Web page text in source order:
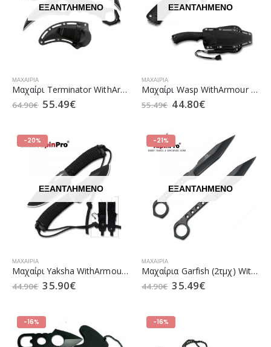
ΕΞΑΝΤΛΗΜΈΝΟ
ΜΑΧΑΊΡΙΑ
Mαχαίρι Terminator WithArmour AlpinPro (WA-052BK)
64.90€ 55.49€
ΕΞΑΝΤΛΗΜΈΝΟ
ΜΑΧΑΊΡΙΑ
Mαχαίρι Wasp WithArmour AlpinPro (WA-014BG)
55.49€ 44.80€
-20%
ΕΞΑΝΤΛΗΜΈΝΟ
ΜΑΧΑΊΡΙΑ
Mαχαίρι Yaksha WithArmour AlpinPro (WA-003BK)
44.90€ 35.90€
-21%
ΕΞΑΝΤΛΗΜΈΝΟ
ΜΑΧΑΊΡΙΑ
Μαχαίρια Garfish (2τμχ) WithArmour AlpinPro (WA-059BK)
44.90€ 35.49€
-16% -16%